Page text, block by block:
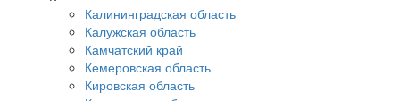
Калининградская область
Калужская область
Камчатский край
Кемеровская область
Кировская область